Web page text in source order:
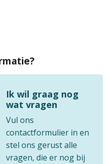
Ik wil graag nog
wat vragen
Vul ons
contactformulier in en
stel ons gerust alle
vragen, die er nog bij